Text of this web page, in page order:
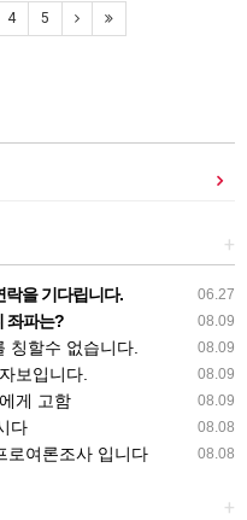
4 5
+
06.27
락을 기다립니다.
08.09
좌파는?
08.09
칭할수 없습니다.
08.09
보입니다.
08.09
게 고함
08.08
다
08.08
로여론조사 입니다
+